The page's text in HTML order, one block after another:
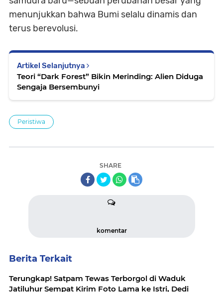
menunjukkan bahwa Bumi selalu dinamis dan
terus berevolusi.
Artikel Selanjutnya
Teori “Dark Forest” Bikin Merinding: Alien Diduga
Sengaja Bersembunyi
Peristiwa
SHARE
komentar
Berita Terkait
Terungkap! Satpam Tewas Terborgol di Waduk
Jatiluhur Sempat Kirim Foto Lama ke Istri, Dedi